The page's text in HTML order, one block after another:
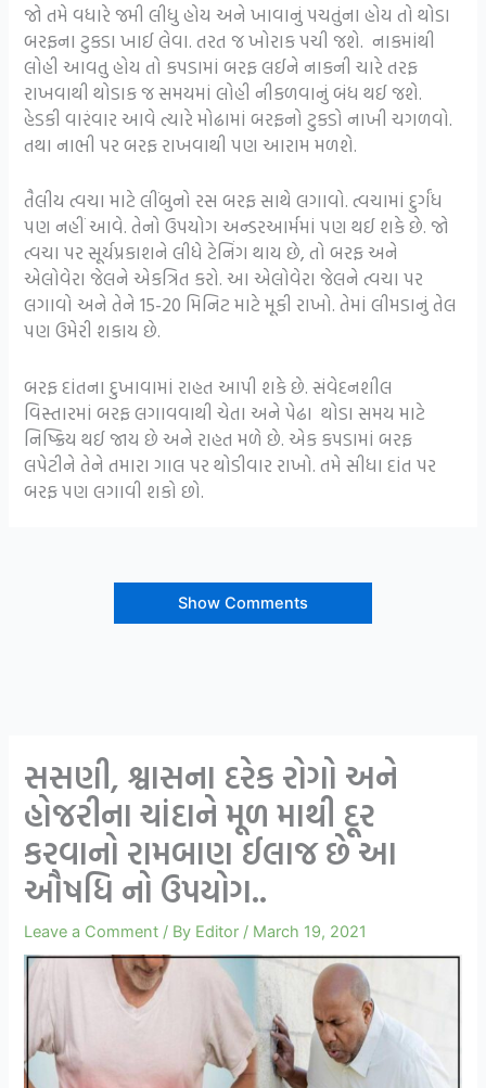
જો તમે વધારે જમી લીધુ હોય અને ખાવાનું પચતુંના હોય તો થોડા
બરફના ટુકડા ખાઈ લેવા. તરત જ ખોરાક પચી જશે. નાકમાંથી
લોહી આવતુ હોય તો કપડામાં બરફ લઈને નાકની ચારે તરફ
રાખવાથી થોડાક જ સમયમાં લોહી નીકળવાનું બંધ થઈ જશે.
હેડકી વારંવાર આવે ત્યારે મોઢામાં બરફનો ટુકડો નાખી ચગળવો.
તથા નાભી પર બરફ રાખવાથી પણ આરામ મળશે.
તૈલીય ત્વચા માટે લીંબુનો રસ બરફ સાથે લગાવો. ત્વચામાં દુર્ગંધ
પણ નહીં આવે. તેનો ઉપયોગ અન્ડરઆર્મમાં પણ થઈ શકે છે. જો
ત્વચા પર સૂર્યપ્રકાશને લીધે ટેનિંગ થાય છે, તો બરફ અને
એલોવેરા જેલને એકત્રિત કરો. આ એલોવેરા જેલને ત્વચા પર
લગાવો અને તેને 15-20 મિનિટ માટે મૂકી રાખો. તેમાં લીમડાનું તેલ
પણ ઉમેરી શકાય છે.
બરફ દાંતના દુખાવામાં રાહત આપી શકે છે. સંવેદનશીલ
વિસ્તારમાં બરફ લગાવવાથી ચેતા અને પેઢા થોડા સમય માટે
નિષ્ક્રિય થઈ જાય છે અને રાહત મળે છે. એક કપડામાં બરફ
લપેટીને તેને તમારા ગાલ પર થોડીવાર રાખો. તમે સીધા દાંત પર
બરફ પણ લગાવી શકો છો.
Show Comments
સસણી, શ્વાસના દરેક રોગો અને
હોજરીના ચાંદાને મૂળ માથી દૂર
કરવાનો રામબાણ ઈલાજ છે આ
ઔષધિ નો ઉપયોગ..
Leave a Comment / By Editor / March 19, 2021